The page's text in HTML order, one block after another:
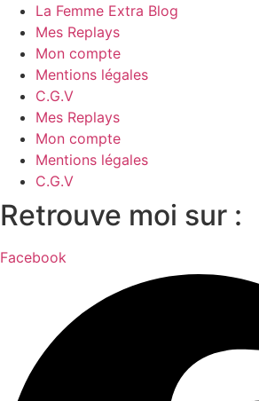
La Femme Extra Blog
Mes Replays
Mon compte
Mentions légales
C.G.V
Mes Replays
Mon compte
Mentions légales
C.G.V
Retrouve moi sur :
Facebook